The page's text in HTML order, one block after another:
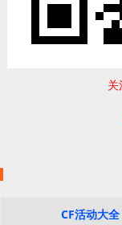
关
CF活动大全